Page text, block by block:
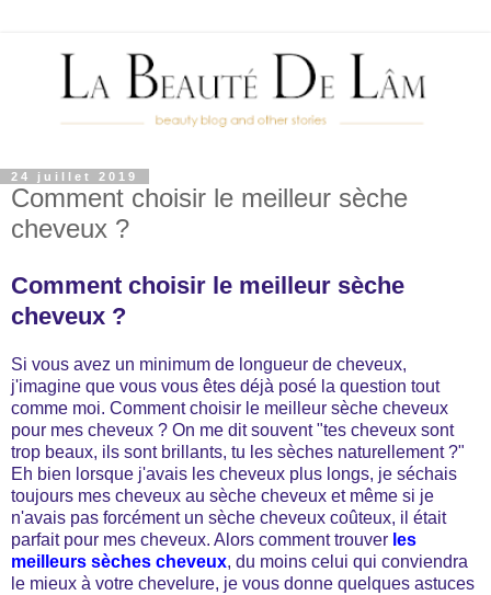
24 juillet 2019
Comment choisir le meilleur sèche
cheveux ?
Comment choisir le meilleur sèche
cheveux ?
Si vous avez un minimum de longueur de cheveux,
j'imagine que vous vous êtes déjà posé la question tout
comme moi. Comment choisir le meilleur sèche cheveux
pour mes cheveux ? On me dit souvent "tes cheveux sont
trop beaux, ils sont brillants, tu les sèches naturellement ?"
Eh bien lorsque j'avais les cheveux plus longs, je séchais
toujours mes cheveux au sèche cheveux et même si je
n'avais pas forcément un sèche cheveux coûteux, il était
parfait pour mes cheveux. Alors comment trouver les
meilleurs sèches cheveux, du moins celui qui conviendra
le mieux à votre chevelure, je vous donne quelques astuces